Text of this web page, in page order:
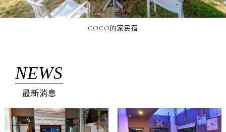
COCO的家民宿
NEWS
最新消息